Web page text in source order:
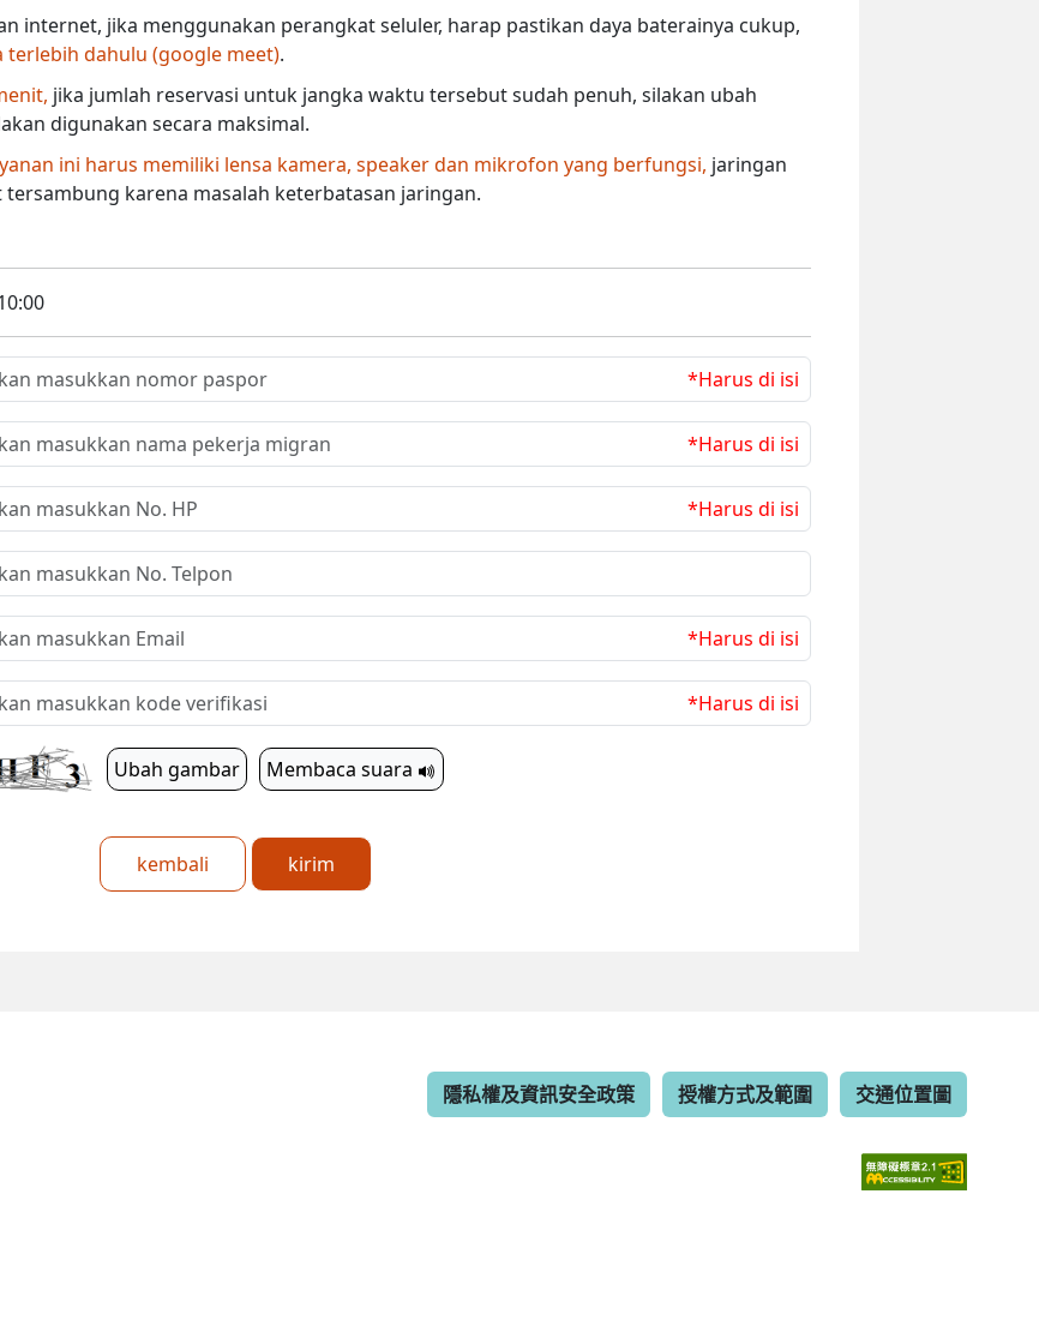
internet, jika menggunakan perangkat seluler, harap pastikan daya baterainya cukup,
dahulu (google meet).
jika jumlah reservasi untuk jangka waktu tersebut sudah penuh, silakan ubah
digunakan secara maksimal.
ini harus memiliki lensa kamera, speaker dan mikrofon yang berfungsi, jaringan
karena masalah keterbatasan jaringan.
*Harus di isi
*Harus di isi
*Harus di isi
*Harus di isi
*Harus di isi
Ubah gambar Membaca suara
kembali kirim
隱私權及資訊安全政策 授權方式及範圍 交通位置圖